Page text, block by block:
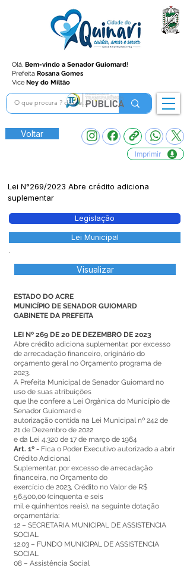
Olá, Bem-vindo a Senador Guiomard!
Prefeita Rosana Gomes
Vice Ney do Miltão
Voltar
Imprimir
Lei N°269/2023 Abre crédito adiciona
suplementar
Legislação
Lei Municipal
Visualizar
ESTADO DO ACRE
MUNICÍPIO DE SENADOR GUIOMARD
GABINETE DA PREFEITA
LEI Nº 269 DE 20 DE DEZEMBRO DE 2023
Abre crédito adiciona suplementar, por excesso
de arrecadação financeiro, originário do
orçamento geral no Orçamento programa de
2023.
A Prefeita Municipal de Senador Guiomard no
uso de suas atribuições
que lhe confere a Lei Orgânica do Município de
Senador Guiomard e
autorização contida na Lei Municipal nº 242 de
21 de Dezembro de 2022
e da Lei 4.320 de 17 de março de 1964
Art. 1º - Fica o Poder Executivo autorizado a abrir
Crédito Adicional
Suplementar, por excesso de arrecadação
financeira, no Orçamento do
exercício de 2023, Crédito no Valor de R$
56.500,00 (cinquenta e seis
mil e quinhentos reais), na seguinte dotação
orçamentária:
12 – SECRETARIA MUNICIPAL DE ASSISTENCIA
SOCIAL
12.03 – FUNDO MUNICIPAL DE ASSISTENCIA
SOCIAL
08 – Assistência Social